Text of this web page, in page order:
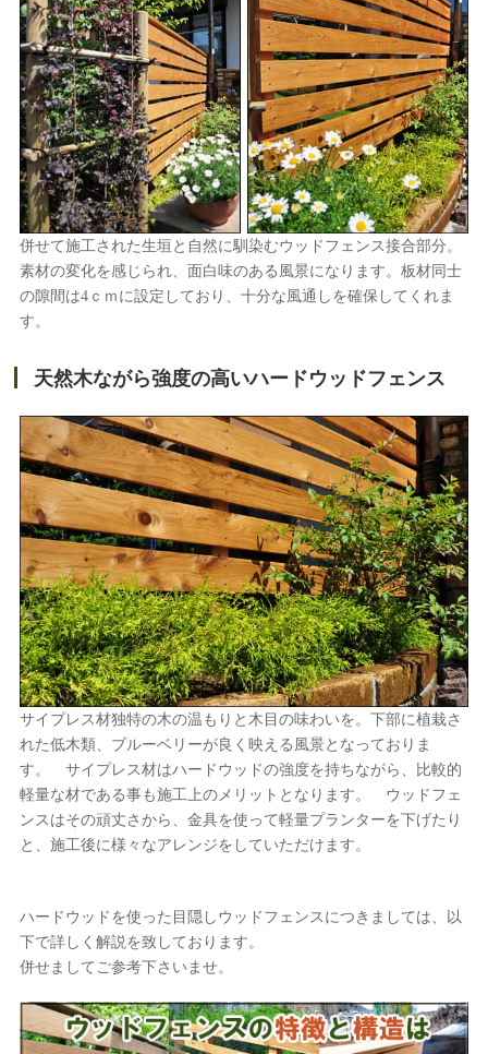
併せて施工された生垣と自然に馴染むウッドフェンス接合部分。
素材の変化を感じられ、面白味のある風景になります。板材同士
の隙間は4ｃｍに設定しており、十分な風通しを確保してくれま
す。
天然木ながら強度の高いハードウッドフェンス
サイプレス材独特の木の温もりと木目の味わいを。下部に植栽さ
れた低木類、ブルーベリーが良く映える風景となっておりま
す。 サイプレス材はハードウッドの強度を持ちながら、比較的
軽量な材である事も施工上のメリットとなります。 ウッドフェ
ンスはその頑丈さから、金具を使って軽量プランターを下げたり
と、施工後に様々なアレンジをしていただけます。
ハードウッドを使った目隠しウッドフェンスにつきましては、以
下で詳しく解説を致しております。
併せましてご参考下さいませ。